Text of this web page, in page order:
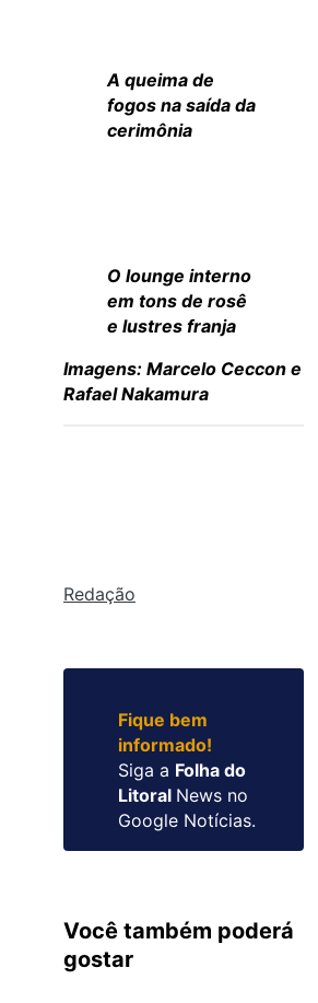
A queima de
fogos na saída da
cerimônia
O lounge interno
em tons de rosê
e lustres franja
Imagens: Marcelo Ceccon e
Rafael Nakamura
Redação
Fique bem
informado!
Siga a Folha do
Litoral News no
Google Notícias.
Você também poderá
gostar